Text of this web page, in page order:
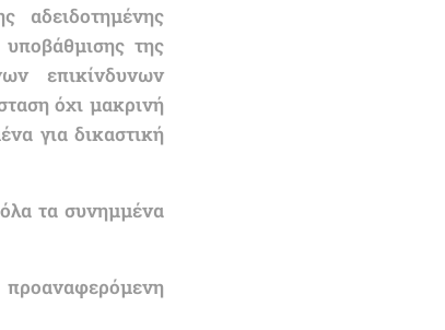
αδειδοτημένης
της
επικίνδυνων
όχι μακρινή
για δικαστική
τα συνημμένα
προαναφερόμενη